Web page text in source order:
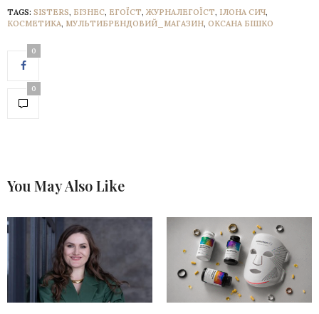
TAGS: SISTERS, БІЗНЕС, ЕГОЇСТ, ЖУРНАЛЕГОЇСТ, ІЛОНА СИЧ,
КОСМЕТИКА, МУЛЬТИБРЕНДОВИЙ_МАГАЗИН, ОКСАНА БІШКО
0
0
You May Also Like